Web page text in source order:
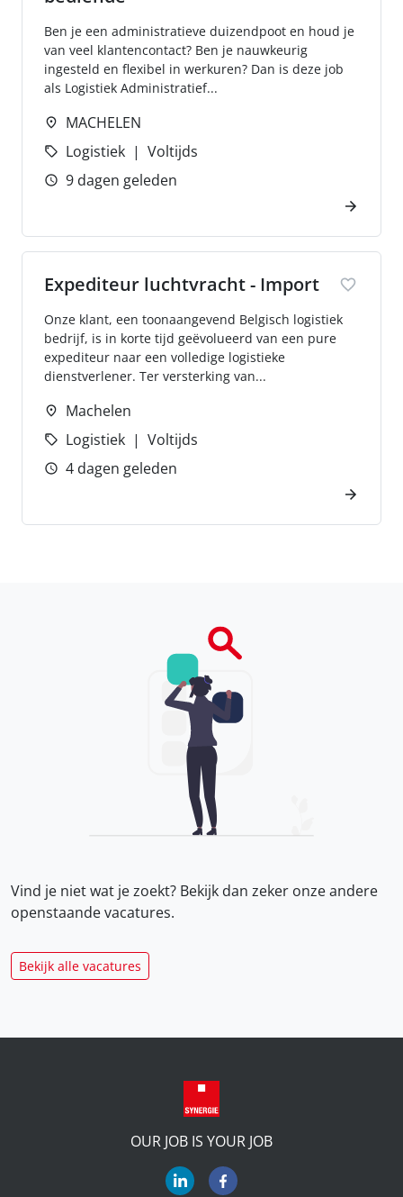
Ben je een administratieve duizendpoot en houd je
van veel klantencontact? Ben je nauwkeurig
ingesteld en flexibel in werkuren? Dan is deze job
als Logistiek Administratief...
MACHELEN
Logistiek
Voltijds
9 dagen geleden
Expediteur luchtvracht - Import
Onze klant, een toonaangevend Belgisch logistiek
bedrijf, is in korte tijd geëvolueerd van een pure
expediteur naar een volledige logistieke
dienstverlener. Ter versterking van...
Machelen
Logistiek
Voltijds
4 dagen geleden
Vind je niet wat je zoekt? Bekijk dan zeker onzeandere
openstaande vacatures.
Bekijk alle vacatures
OUR JOB IS YOUR JOB